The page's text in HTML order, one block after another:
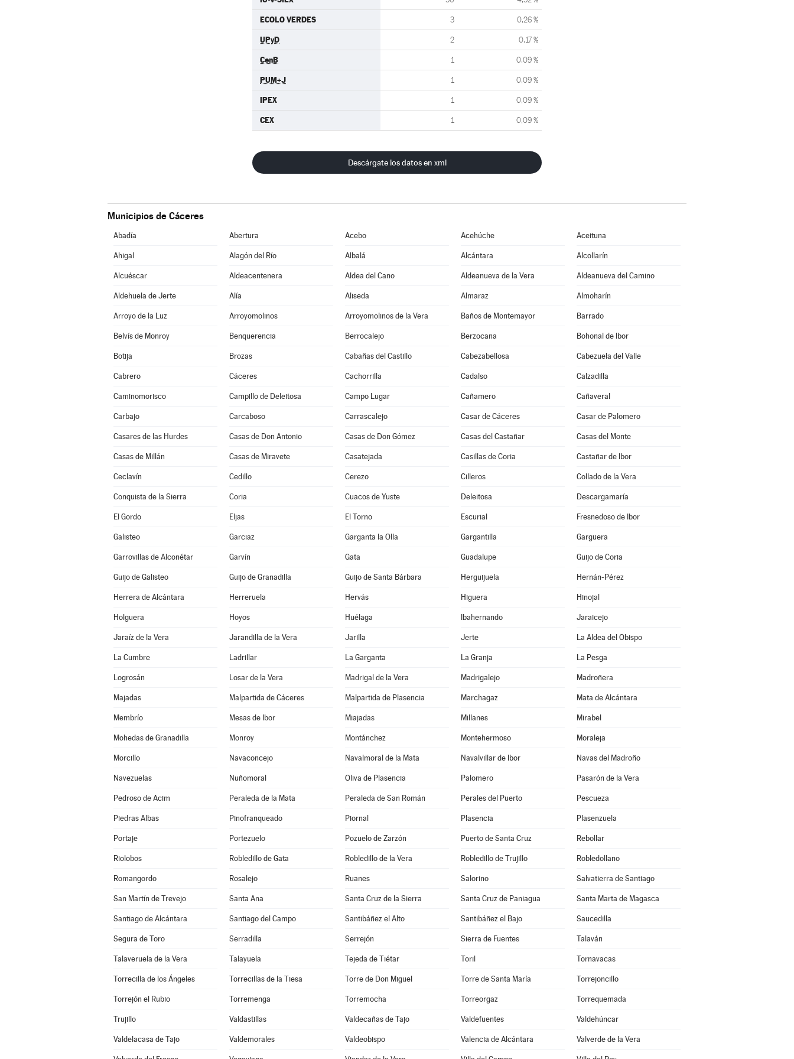
ECOLO VERDES 3 0,26 %
UPyD 2 0,17 %
CenB 1 0,09 %
PUM+J 1 0,09 %
IPEX 1 0,09 %
CEX 1 0,09 %
Descárgate los datos en xml
Municipios de Cáceres
Abadía Abertura Acebo Acehúche Aceituna
Ahigal Alagón del Río Albalá Alcántara Alcollarín
Alcuéscar Aldeacentenera Aldea del Cano Aldeanueva de la Vera Aldeanueva del Camino
Aldehuela de Jerte Alía Aliseda Almaraz Almoharín
Arroyo de la Luz Arroyomolinos Arroyomolinos de la Vera Baños de Montemayor Barrado
Belvís de Monroy Benquerencia Berrocalejo Berzocana Bohonal de Ibor
Botija Brozas Cabañas del Castillo Cabezabellosa Cabezuela del Valle
Cabrero Cáceres Cachorrilla Cadalso Calzadilla
Caminomorisco Campillo de Deleitosa Campo Lugar Cañamero Cañaveral
Carbajo Carcaboso Carrascalejo Casar de Cáceres Casar de Palomero
Casares de las Hurdes Casas de Don Antonio Casas de Don Gómez Casas del Castañar Casas del Monte
Casas de Millán Casas de Miravete Casatejada Casillas de Coria Castañar de Ibor
Ceclavín Cedillo Cerezo Cilleros Collado de la Vera
Conquista de la Sierra Coria Cuacos de Yuste Deleitosa Descargamaría
El Gordo Eljas El Torno Escurial Fresnedoso de Ibor
Galisteo Garciaz Garganta la Olla Gargantilla Gargüera
Garrovillas de Alconétar Garvín Gata Guadalupe Guijo de Coria
Guijo de Galisteo Guijo de Granadilla Guijo de Santa Bárbara Herguijuela Hernán-Pérez
Herrera de Alcántara Herreruela Hervás Higuera Hinojal
Holguera Hoyos Huélaga Ibahernando Jaraicejo
Jaraíz de la Vera Jarandilla de la Vera Jarilla Jerte La Aldea del Obispo
La Cumbre Ladrillar La Garganta La Granja La Pesga
Logrosán Losar de la Vera Madrigal de la Vera Madrigalejo Madroñera
Majadas Malpartida de Cáceres Malpartida de Plasencia Marchagaz Mata de Alcántara
Membrío Mesas de Ibor Miajadas Millanes Mirabel
Mohedas de Granadilla Monroy Montánchez Montehermoso Moraleja
Morcillo Navaconcejo Navalmoral de la Mata Navalvillar de Ibor Navas del Madroño
Navezuelas Nuñomoral Oliva de Plasencia Palomero Pasarón de la Vera
Pedroso de Acim Peraleda de la Mata Peraleda de San Román Perales del Puerto Pescueza
Piedras Albas Pinofranqueado Piornal Plasencia Plasenzuela
Portaje Portezuelo Pozuelo de Zarzón Puerto de Santa Cruz Rebollar
Riolobos Robledillo de Gata Robledillo de la Vera Robledillo de Trujillo Robledollano
Romangordo Rosalejo Ruanes Salorino Salvatierra de Santiago
San Martín de Trevejo Santa Ana Santa Cruz de la Sierra Santa Cruz de Paniagua Santa Marta de Magasca
Santiago de Alcántara Santiago del Campo Santibáñez el Alto Santibáñez el Bajo Saucedilla
Segura de Toro Serradilla Serrejón Sierra de Fuentes Talaván
Talaveruela de la Vera Talayuela Tejeda de Tiétar Toril Tornavacas
Torrecilla de los Ángeles Torrecillas de la Tiesa Torre de Don Miguel Torre de Santa María Torrejoncillo
Torrejón el Rubio Torremenga Torremocha Torreorgaz Torrequemada
Trujillo Valdastillas Valdecañas de Tajo Valdefuentes Valdehúncar
Valdelacasa de Tajo Valdemorales Valdeobispo Valencia de Alcántara Valverde de la Vera